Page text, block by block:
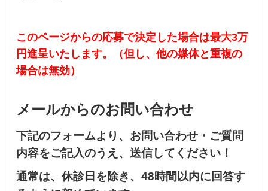
このページからの応募で決定した場合は最大3万
円進呈いたします。（但し、他の媒体と重複の
場合は無効）
メールからのお問い合わせ
下記のフォームより、お問い合わせ・ご質問
内容をご記入のうえ、送信してください！
通常は、休診日を除き、48時間以内に回答す